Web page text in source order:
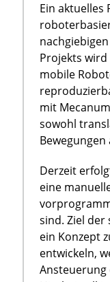
Ein aktuelles
Projekts
mobile
mit
sowohl
Derzeit
eine
sind. Ziel
ein Konzept
entwickeln,
Ansteuerung